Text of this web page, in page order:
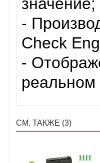
-
Check
-
СМ. ТАКЖЕ (3)